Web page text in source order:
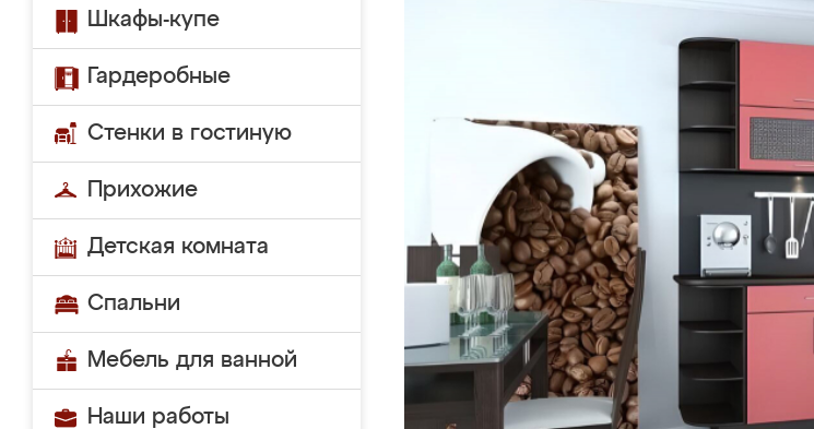
Шкафы-купе
Гардеробные
Стенки в гостиную
Прихожие
Детская комната
Спальни
Мебель для ванной
Наши работы